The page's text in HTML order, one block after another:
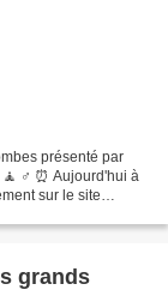
présenté par
♂️ ⏰ Aujourd'hui à
sur le site
grands